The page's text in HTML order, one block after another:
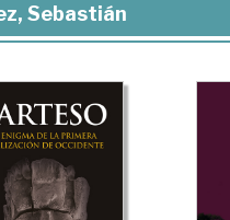
Sebastián